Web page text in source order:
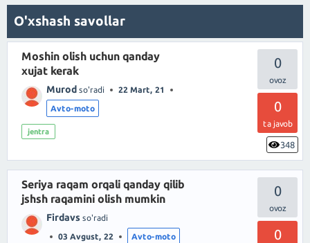
O'xshash savollar
0
0
ta javob
348
Moshin olish uchun qanday
xujat kerak
Murod so'radi 22 Mart, 21
Avto-moto
jentra
0
0
Seriya raqam orqali qanday qilib
jshsh raqamini olish mumkin
Firdavs so'radi
03 Avgust, 22 Avto-moto